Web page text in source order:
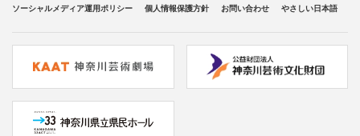
ソーシャルメディア運用ポリシー
個人情報保護方針 お問い合わせ やさしい日本語